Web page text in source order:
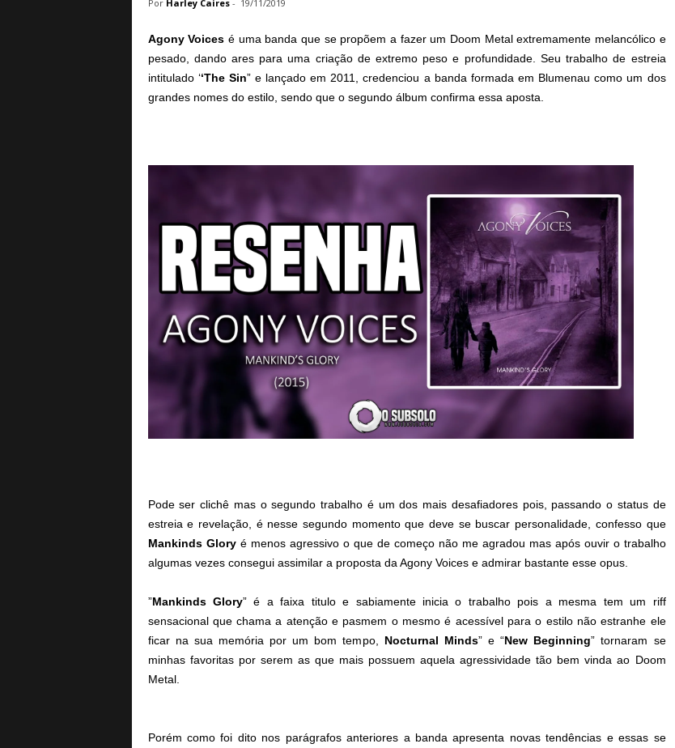
Por Harley Caires- 19/11/2019
Agony Voices é uma banda que se propõem a fazer um Doom Metal extremamente melancólico e
pesado, dando ares para uma criação de extremo peso e profundidade. Seu trabalho de estreia
intitulado ‘‘The Sin” e lançado em 2011, credenciou a banda formada em Blumenau como um dos
grandes nomes do estilo, sendo que o segundo álbum confirma essa aposta.
Pode ser clichê mas o segundo trabalho é um dos mais desafiadores pois, passando o status de
estreia e revelação, é nesse segundo momento que deve se buscar personalidade, confesso que
Mankinds Gloryé menos agressivo o que de começo não me agradou mas após ouvir o trabalho
algumas vezes consegui assimilar a proposta da Agony Voices e admirar bastante esse opus.
”Mankinds Glory” é a faixa titulo e sabiamente inicia o trabalho pois a mesma tem um riff
sensacional que chama a atenção e pasmem o mesmo é acessível para o estilo não estranhe ele
ficar na sua memória por um bom tempo, Nocturnal Minds” e “New Beginning” tornaram se
minhas favoritas por serem as que mais possuem aquela agressividade tão bem vinda ao Doom
Metal.
Porém como foi dito nos parágrafos anteriores a banda apresenta novas tendências e essas se